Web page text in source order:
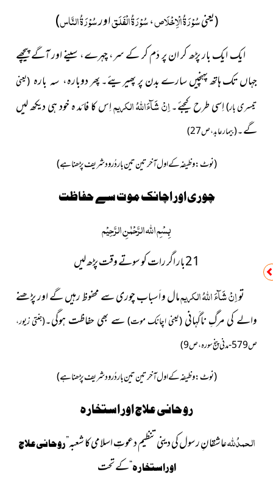
(یعنیسُوْرَۃُ الْاِخْلَاص،سُوْرَۃُ الْفَلَقاورسُوْرَۃُ النَّاس)
ایک ایک بار پڑھ کر ان پر دَم کر کے سر، چہرے، سینے اور آگے پیچھے
جہاں تک ہاتھ پہنچیں سارے بدن پر پھیریئے۔ پھردوبارہ، سہ بارہ (یعنی
تیسری بار)اِسی طرح کیجئے۔اِنْ شَآءَاللہُ الکریماِس کا فائد ہ خود ہی دیکھ لیں
گے۔(بیمار عابد، ص27)
(نوٹ: وظیفہ کے اول آخر تین تین بار دُرود شریف پڑھنا ہے)
چوری اور اچانک موت سے حفاظت
بِسْمِ اللہ الرَّحْمٰنِ الرَّ حِیْم
21بار اگر رات کو سوتے وقت پڑھ لیں
تواِنْ شَآءَ اللہُ الکریممال و اَسباب چوری سے محفوظ رہیں گے اور پڑھنے
والے کی مرگِ ناگَہانی(یعنی اچانک موت)سے بھی حفاظت ہوگی۔(جنتی زیور،
ص579-مدنی پنج سورہ، ص9)
(نوٹ: وظیفہ کے اول آخر تین تین بار دُرود شریف پڑھنا ہے)
روحانی علاج اور استخاره
الحمدُللهعاشقانِ رسول کی دینی تنظیم دعوتِ اسلامی کا شعبہ”روحانی علاج
اور استخارہ“کے تحت